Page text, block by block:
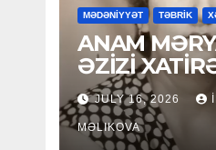
MƏDƏNİYYƏT TƏBRİK
ANAM
ƏZİZİ
JULY 16, 2026
MƏLIKOVA